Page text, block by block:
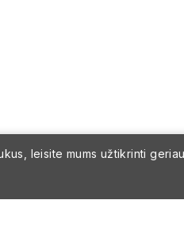
leisite mums užtikrinti